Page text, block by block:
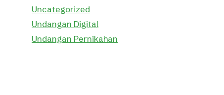
Uncategorized
Undangan Digital
Undangan Pernikahan